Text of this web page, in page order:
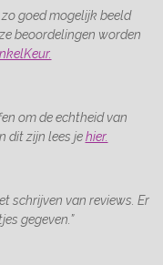
goed mogelijk beeld
beoordelingen worden
om de echtheid van
dit zijn lees je hier.
schrijven van reviews. Er
gegeven.”